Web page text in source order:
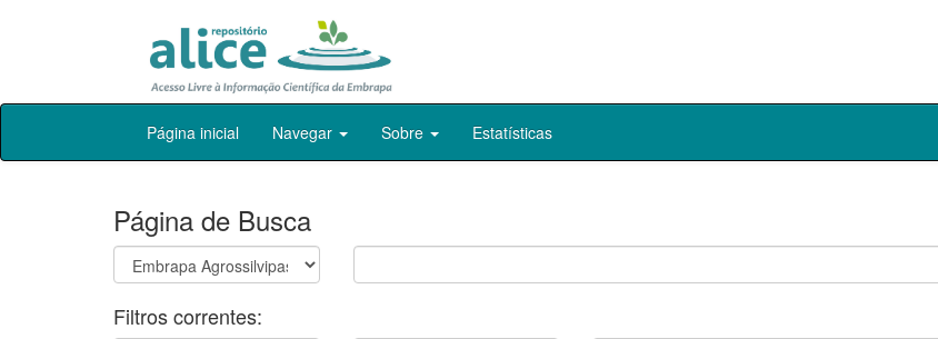
Skip
Página inicial Navegar Sobre Estatísticas
Página de Busca
Filtros correntes: